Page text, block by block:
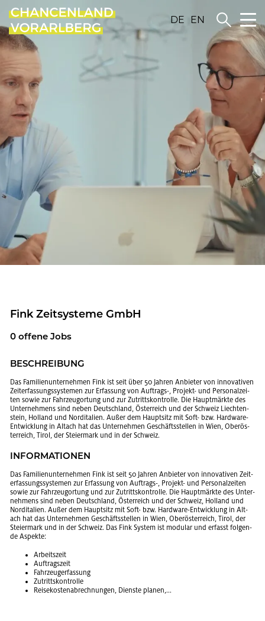
DE EN
Fink Zeit­sys­te­me GmbH
0 of­fe­ne Jobs
BE­SCHREI­BUNG
Das Fa­mi­li­en­un­ter­neh­men Fink ist seit über 50 Jah­ren An­bie­ter von in­no­va­ti­ven
Zeit­er­fas­sungs­sys­te­men zur Er­fas­sung von Auf­trags-, Pro­jekt- und Per­so­nal­zei­
ten sowie zur Fahr­zeug­or­tung und zur Zu­tritts­kon­trol­le. Die Haupt­märk­te des
Un­ter­neh­mens sind neben Deutsch­land, Ös­ter­reich und der Schweiz Liech­ten­
stein, Hol­land und Nord­ita­li­en. Außer dem Haupt­sitz mit Soft- bzw. Hard­ware-
Ent­wick­lung in Alt­ach hat das Un­ter­neh­men Ge­schäfts­stel­len in Wien, Ober­ös­
ter­reich, Tirol, der Stei­er­mark und in der Schweiz.
IN­FOR­MA­TIO­NEN
Das Fa­mi­li­en­un­ter­neh­men Fink ist seit 50 Jah­ren An­bie­ter von in­no­va­ti­ven Zeit­
er­fas­sungs­sys­te­men zur Er­fas­sung von Auf­trags-, Pro­jekt- und Per­so­nal­zei­ten
sowie zur Fahr­zeug­or­tung und zur Zu­tritts­kon­trol­le. Die Haupt­märk­te des Un­ter­
neh­mens sind neben Deutsch­land, Ös­ter­reich und der Schweiz, Hol­land und
Nord­ita­li­en. Außer dem Haupt­sitz mit Soft- bzw. Hard­ware-Ent­wick­lung in Alt­
ach hat das Un­ter­neh­men Ge­schäfts­stel­len in Wien, Ober­ös­ter­reich, Tirol, der
Stei­er­mark und in der Schweiz. Das Fink Sys­tem ist mo­du­lar und er­fasst fol­gen­
de As­pek­te:
Ar­beits­zeit
Auf­trags­zeit
Fahr­zeuger­fas­sung
Zu­tritts­kon­trol­le
Rei­se­kos­ten­ab­rech­nun­gen, Diens­te pla­nen,...